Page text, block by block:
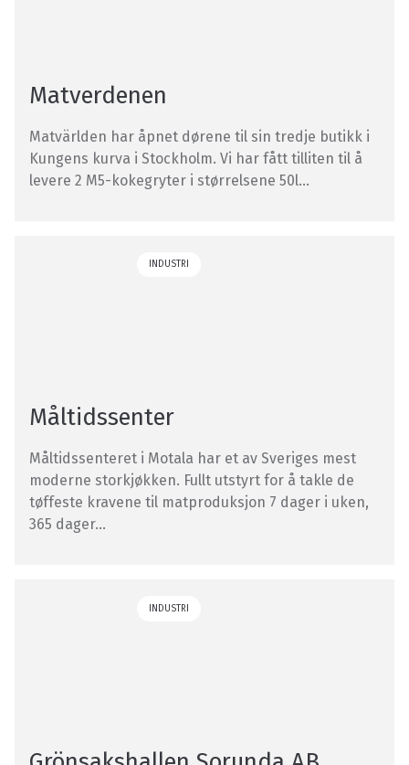
Matverdenen
Matvärlden har åpnet dørene til sin tredje butikk i
Kungens kurva i Stockholm. Vi har fått tilliten til å
levere 2 M5-kokegryter i størrelsene 50l…
INDUSTRI
Måltidssenter
Måltidssenteret i Motala har et av Sveriges mest
moderne storkjøkken. Fullt utstyrt for å takle de
tøffeste kravene til matproduksjon 7 dager i uken,
365 dager...
INDUSTRI